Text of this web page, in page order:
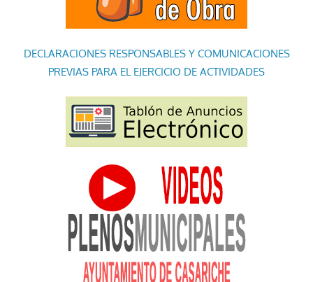
DECLARACIONES RESPONSABLES Y COMUNICACIONES
PREVIAS PARA EL EJERCICIO DE ACTIVIDADES